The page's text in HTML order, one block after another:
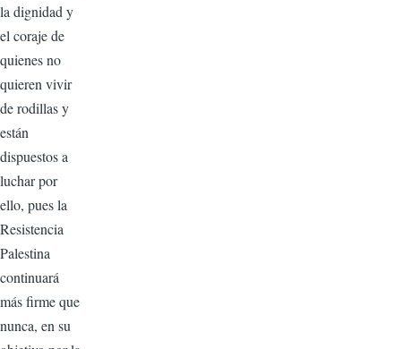
la dignidad y
el coraje de
quienes no
quieren vivir
de rodillas y
están
dispuestos a
luchar por
ello, pues la
Resistencia
Palestina
continuará
más firme que
nunca, en su